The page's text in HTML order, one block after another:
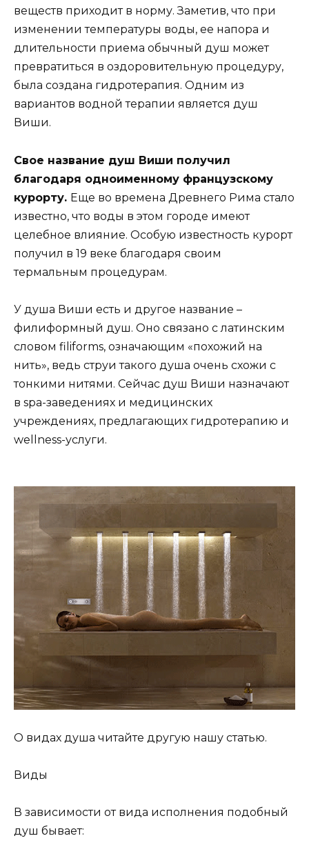
веществ приходит в норму. Заметив, что при
изменении температуры воды, ее напора и
длительности приема обычный душ может
превратиться в оздоровительную процедуру,
была создана гидротерапия. Одним из
вариантов водной терапии является душ
Виши.
Свое название душ Виши получил
благодаря одноименному французскому
курорту. Еще во времена Древнего Рима стало
известно, что воды в этом городе имеют
целебное влияние. Особую известность курорт
получил в 19 веке благодаря своим
термальным процедурам.
У душа Виши есть и другое название –
филиформный душ. Оно связано с латинским
словом filiforms, означающим «похожий на
нить», ведь струи такого душа очень схожи с
тонкими нитями. Сейчас душ Виши назначают
в spa-заведениях и медицинских
учреждениях, предлагающих гидротерапию и
wellness-услуги.
О видах душа читайте другую нашу статью.
Виды
В зависимости от вида исполнения подобный
душ бывает: